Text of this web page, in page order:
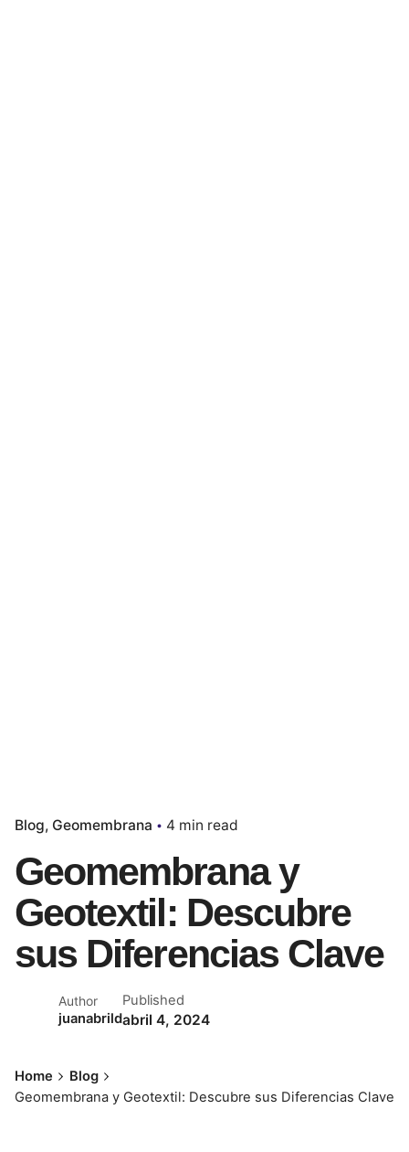
Blog Geomembrana 4 min read
Geomembrana y
Geotextil: Descubre
sus Diferencias Clave
Author
juanabrild
Published
abril 4, 2024
Home
Blog
Geomembrana y Geotextil: Descubre sus Diferencias Clave